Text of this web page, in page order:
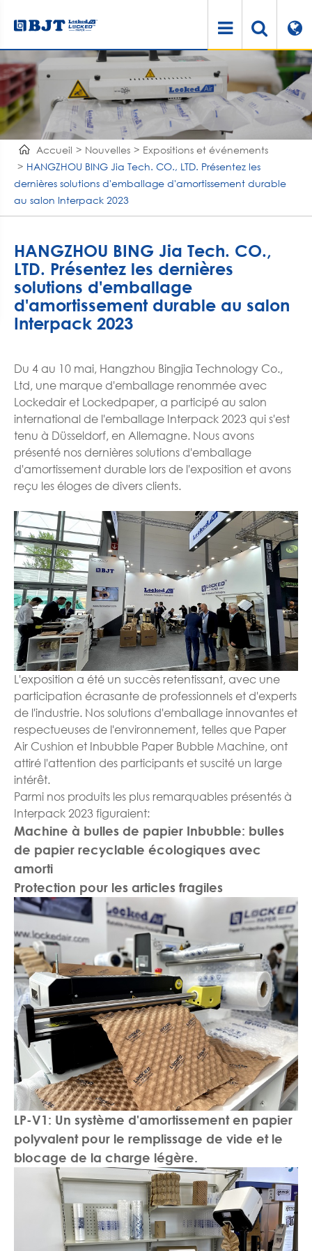
Accueil Nouvelles
Expositions et événements
HANGZHOU BING Jia Tech. CO., LTD. Présentez les
dernières solutions d'emballage d'amortissement durable
au salon Interpack 2023
HANGZHOU BING Jia Tech. CO.,
LTD. Présentez les dernières
solutions d'emballage
d'amortissement durable au salon
Interpack 2023
Du 4 au 10 mai, Hangzhou Bingjia Technology Co.,
Ltd, une marque d'emballage renommée avec
Lockedair et Lockedpaper, a participé au salon
international de l'emballage Interpack 2023 qui s'est
tenu à Düsseldorf, en Allemagne. Nous avons
présenté nos dernières solutions d'emballage
d'amortissement durable lors de l'exposition et avons
reçu les éloges de divers clients.
L'exposition a été un succès retentissant, avec une
participation écrasante de professionnels et d'experts
de l'industrie. Nos solutions d'emballage innovantes et
respectueuses de l'environnement, telles que Paper
Air Cushion et Inbubble Paper Bubble Machine, ont
attiré l'attention des participants et suscité un large
intérêt.
Parmi nos produits les plus remarquables présentés à
Interpack 2023 figuraient:
Machine à bulles de papier Inbubble: bulles
de papier recyclable écologiques avec
amorti
Protection pour les articles fragiles
LP-V1: Un système d'amortissement en papier
polyvalent pour le remplissage de vide et le
blocage de la charge légère.